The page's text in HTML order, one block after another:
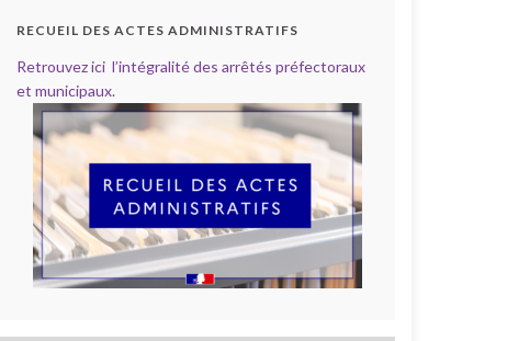
RECUEIL DES ACTES ADMINISTRATIFS
Retrouvez ici l’intégralité des arrêtés préfectoraux
et municipaux.